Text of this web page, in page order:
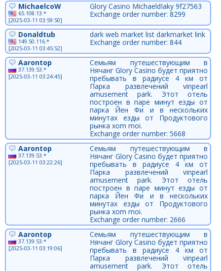
MichaelcoW
65.108.13.*
[2025-03-11 03:59:50]
Glory Casino MichaeldIaky 9f27563
Exchange order number: 8299
Donaldtub
149.50.116.*
[2025-03-11 03:45:52]
dark web market list darkmarket link
Exchange order number: 844
Aarontop
37.139.53.*
[2025-03-11 03:24:45]
Семьям путешествующим в
Нячанг Glory Casino будет приятно
пребывать в радиусе 4 км от
Парка развлечений vinpearl
amusement park. Этот отель
построен в паре минут езды от
парка Йен Фи и в нескольких
минутах езды от Продуктового
рынка xom moi.
Exchange order number: 5668
Aarontop
37.139.53.*
[2025-03-11 03:22:26]
Семьям путешествующим в
Нячанг Glory Casino будет приятно
пребывать в радиусе 4 км от
Парка развлечений vinpearl
amusement park. Этот отель
построен в паре минут езды от
парка Йен Фи и в нескольких
минутах езды от Продуктового
рынка xom moi.
Exchange order number: 2666
Aarontop
37.139.53.*
[2025-03-11 03:19:06]
Семьям путешествующим в
Нячанг Glory Casino будет приятно
пребывать в радиусе 4 км от
Парка развлечений vinpearl
amusement park. Этот отель